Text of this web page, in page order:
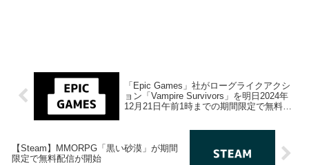
「Epic Games」社がローグライクアクシ
ョン「Vampire Survivors」を明日2024年
12月21日午前1時までの期間限定で無料配
【Steam】MMORPG「黒い砂漠」が期間
限定で無料配信が開始